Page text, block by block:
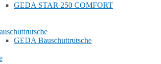
GEDA STAR 250 COMFORT
GEDA Bauschuttrutsche